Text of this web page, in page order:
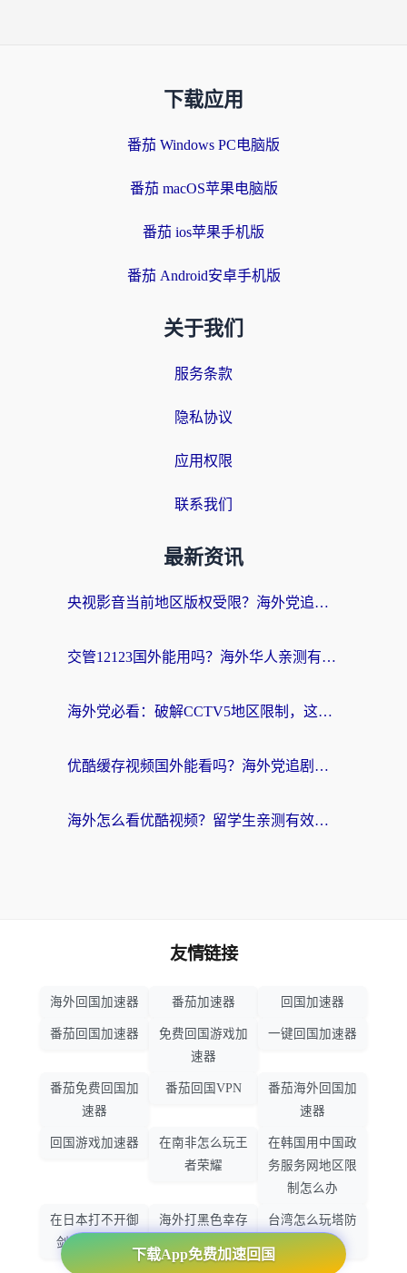
下载应用
番茄 Windows PC电脑版
番茄 macOS苹果电脑版
番茄 ios苹果手机版
番茄 Android安卓手机版
关于我们
服务条款
隐私协议
应用权限
联系我们
最新资讯
央视影音当前地区版权受限？海外党追剧看片的终极解决方案来了
交管12123国外能用吗？海外华人亲测有效的回国加速器选择指南
海外党必看：破解CCTV5地区限制，这样看欧洲杯奥运直播才够爽！
优酷缓存视频国外能看吗？海外党追剧看片的终极解决方案来了
海外怎么看优酷视频？留学生亲测有效的回国加速器选择指南
下载App免费加速回国
友情链接
海外回国加速器 番茄加速器 回国加速器
番茄回国加速器
免费回国游戏加
速器
一键回国加速器
番茄免费回国加
速器
番茄回国VPN
番茄海外回国加
速器
回国游戏加速器
在南非怎么玩王
者荣耀
在韩国用中国政
务服务网地区限
制怎么办
在日本打不开御
剑情缘怎么办
海外打黑色幸存
者怎么不卡了
台湾怎么玩塔防